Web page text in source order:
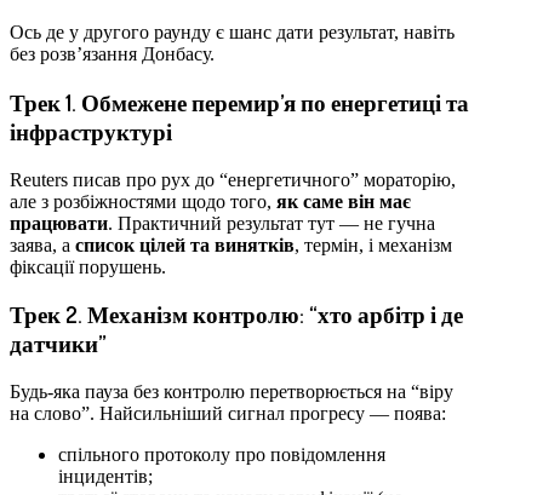
Ось де у другого раунду є шанс дати результат, навіть
без розв’язання Донбасу.
Трек 1. Обмежене перемир’я по енергетиці та
інфраструктурі
Reuters писав про рух до “енергетичного” мораторію,
але з розбіжностями щодо того, як саме він має
працювати. Практичний результат тут — не гучна
заява, а список цілей та винятків, термін, і механізм
фіксації порушень.
Трек 2. Механізм контролю: “хто арбітр і де
датчики”
Будь-яка пауза без контролю перетворюється на “віру
на слово”. Найсильніший сигнал прогресу — поява:
спільного протоколу про повідомлення
інцидентів;